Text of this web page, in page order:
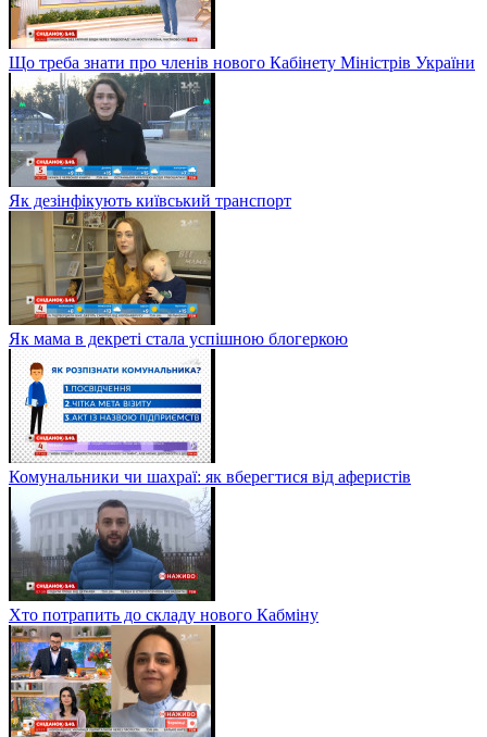
Що треба знати про членів нового Кабінету Міністрів України
Як дезінфікують київський транспорт
Як мама в декреті стала успішною блогеркою
Комунальники чи шахраї: як вберегтися від аферистів
Хто потрапить до складу нового Кабміну